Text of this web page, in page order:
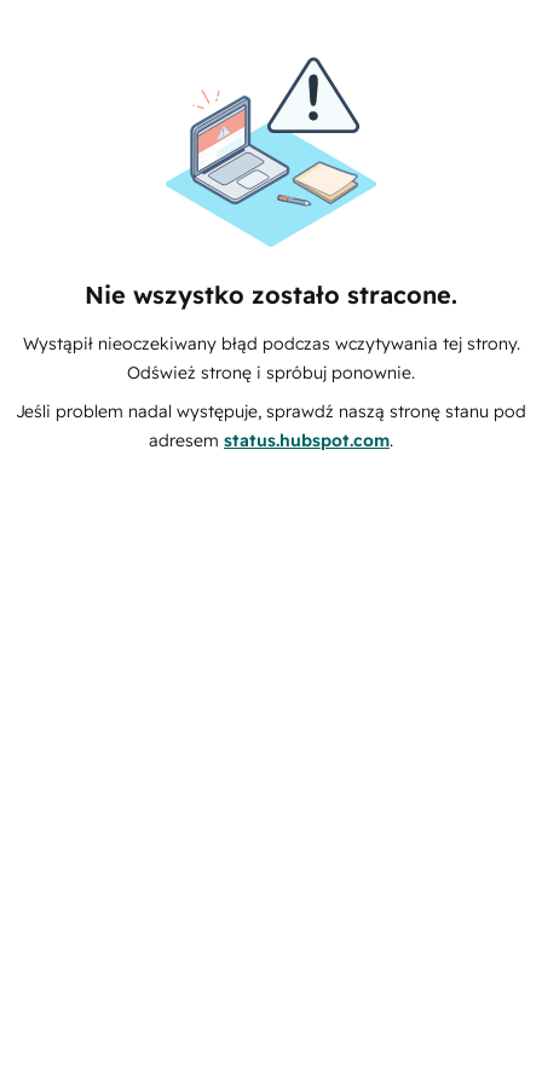
Nie wszystko zostało stracone.
Wystąpił nieoczekiwany błąd podczas wczytywania tej strony.
Odśwież stronę i spróbuj ponownie.
Jeśli problem nadal występuje, sprawdź naszą stronę stanu pod
adresem status.hubspot.com.